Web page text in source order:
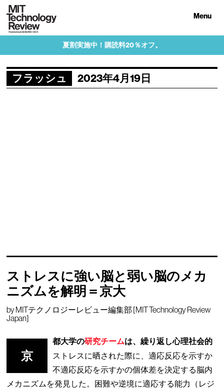
Menu
夏割実施中！購読料20％オフ。
フラッシュ 2023年4月19日
ストレスに強い脳と弱い脳のメカ
ニズムを解明＝京大
byMITテクノロジーレビュー編集部 [MIT Technology Review
Japan]
京
都大学の研究チームは、繰り返し心理社会的
ストレスに晒された際に、適応反応を示すか
不適応反応を示すかの個体差を決定する脳内
メカニズムを発見した。困難や逆境に適応する能力（レジ